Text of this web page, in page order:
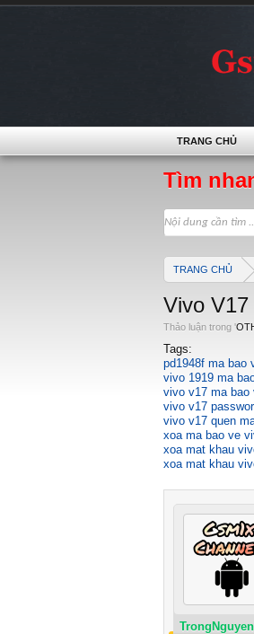
Tìm
TRANG CHỦ
Vivo
Thảo luận trong '
Tags:
pd1948f ma bao
vivo 1919 ma
vivo v17 ma bao
vivo v17
vivo v17 quen
xoa ma bao ve
xoa mat khau
xoa mat khau
TRANG CHỦ